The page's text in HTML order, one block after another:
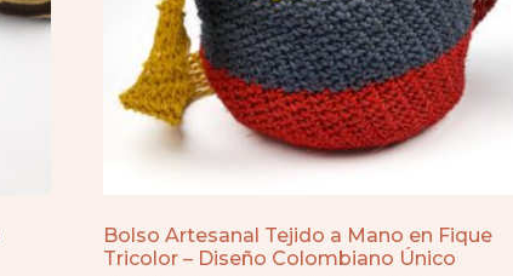
Bolso Artesanal Tejido a Mano en Fique
Tricolor – Diseño Colombiano Único